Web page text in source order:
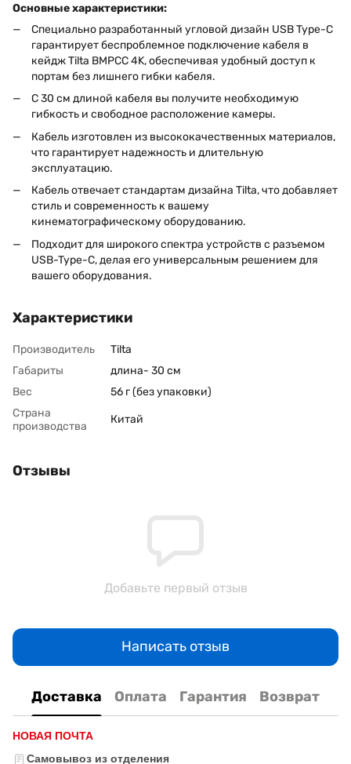
Основные характеристики:
Специально разработанный угловой дизайн USB Type-C
гарантирует беспроблемное подключение кабеля в
кейдж Tilta BMPCC 4K, обеспечивая удобный доступ к
портам без лишнего гибки кабеля.
С 30 см длиной кабеля вы получите необходимую
гибкость и свободное расположение камеры.
Кабель изготовлен из высококачественных материалов,
что гарантирует надежность и длительную
эксплуатацию.
Кабель отвечает стандартам дизайна Tilta, что добавляет
стиль и современность к вашему
кинематографическому оборудованию.
Подходит для широкого спектра устройств с разъемом
USB-Type-C, делая его универсальным решением для
вашего оборудования.
Характеристики
Производитель
Tilta
Габариты
длина- 30 см
Вес
56 г (без упаковки)
Страна
производства
Китай
Отзывы
Добавьте первый отзыв
Написать отзыв
Доставка Оплата Гарантия Возврат
НОВАЯ ПОЧТА
Самовывоз из отделения